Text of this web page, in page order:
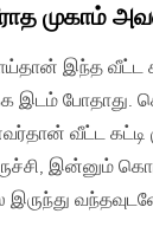
முகாம்
இந்த வீட்ட
இடம்
வீட்ட கட்டி
இன்னும்